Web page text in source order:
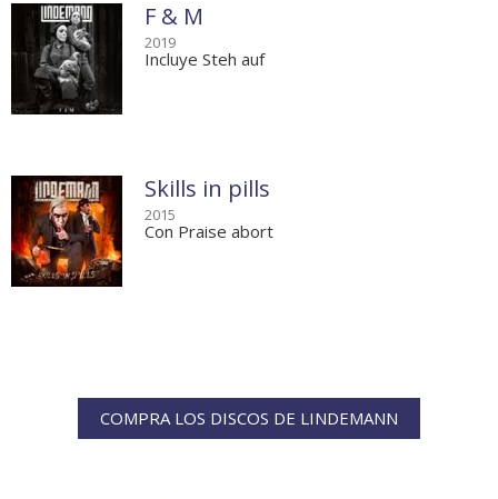
F & M
2019
Incluye Steh auf
Skills in pills
2015
Con Praise abort
COMPRA LOS DISCOS DE LINDEMANN